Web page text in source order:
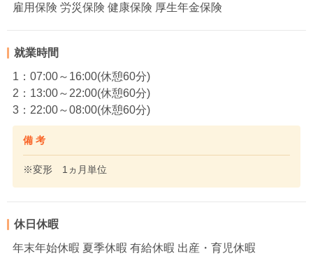
雇用保険 労災保険 健康保険 厚生年金保険
就業時間
1：07:00～16:00(休憩60分)
2：13:00～22:00(休憩60分)
3：22:00～08:00(休憩60分)
備 考
※変形 1ヵ月単位
休日休暇
年末年始休暇 夏季休暇 有給休暇 出産・育児休暇